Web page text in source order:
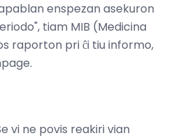
enspezan asekuron
tiam MIB (Medicina
raporton pri ĉi tiu informo,
vi ne povis reakiri vian